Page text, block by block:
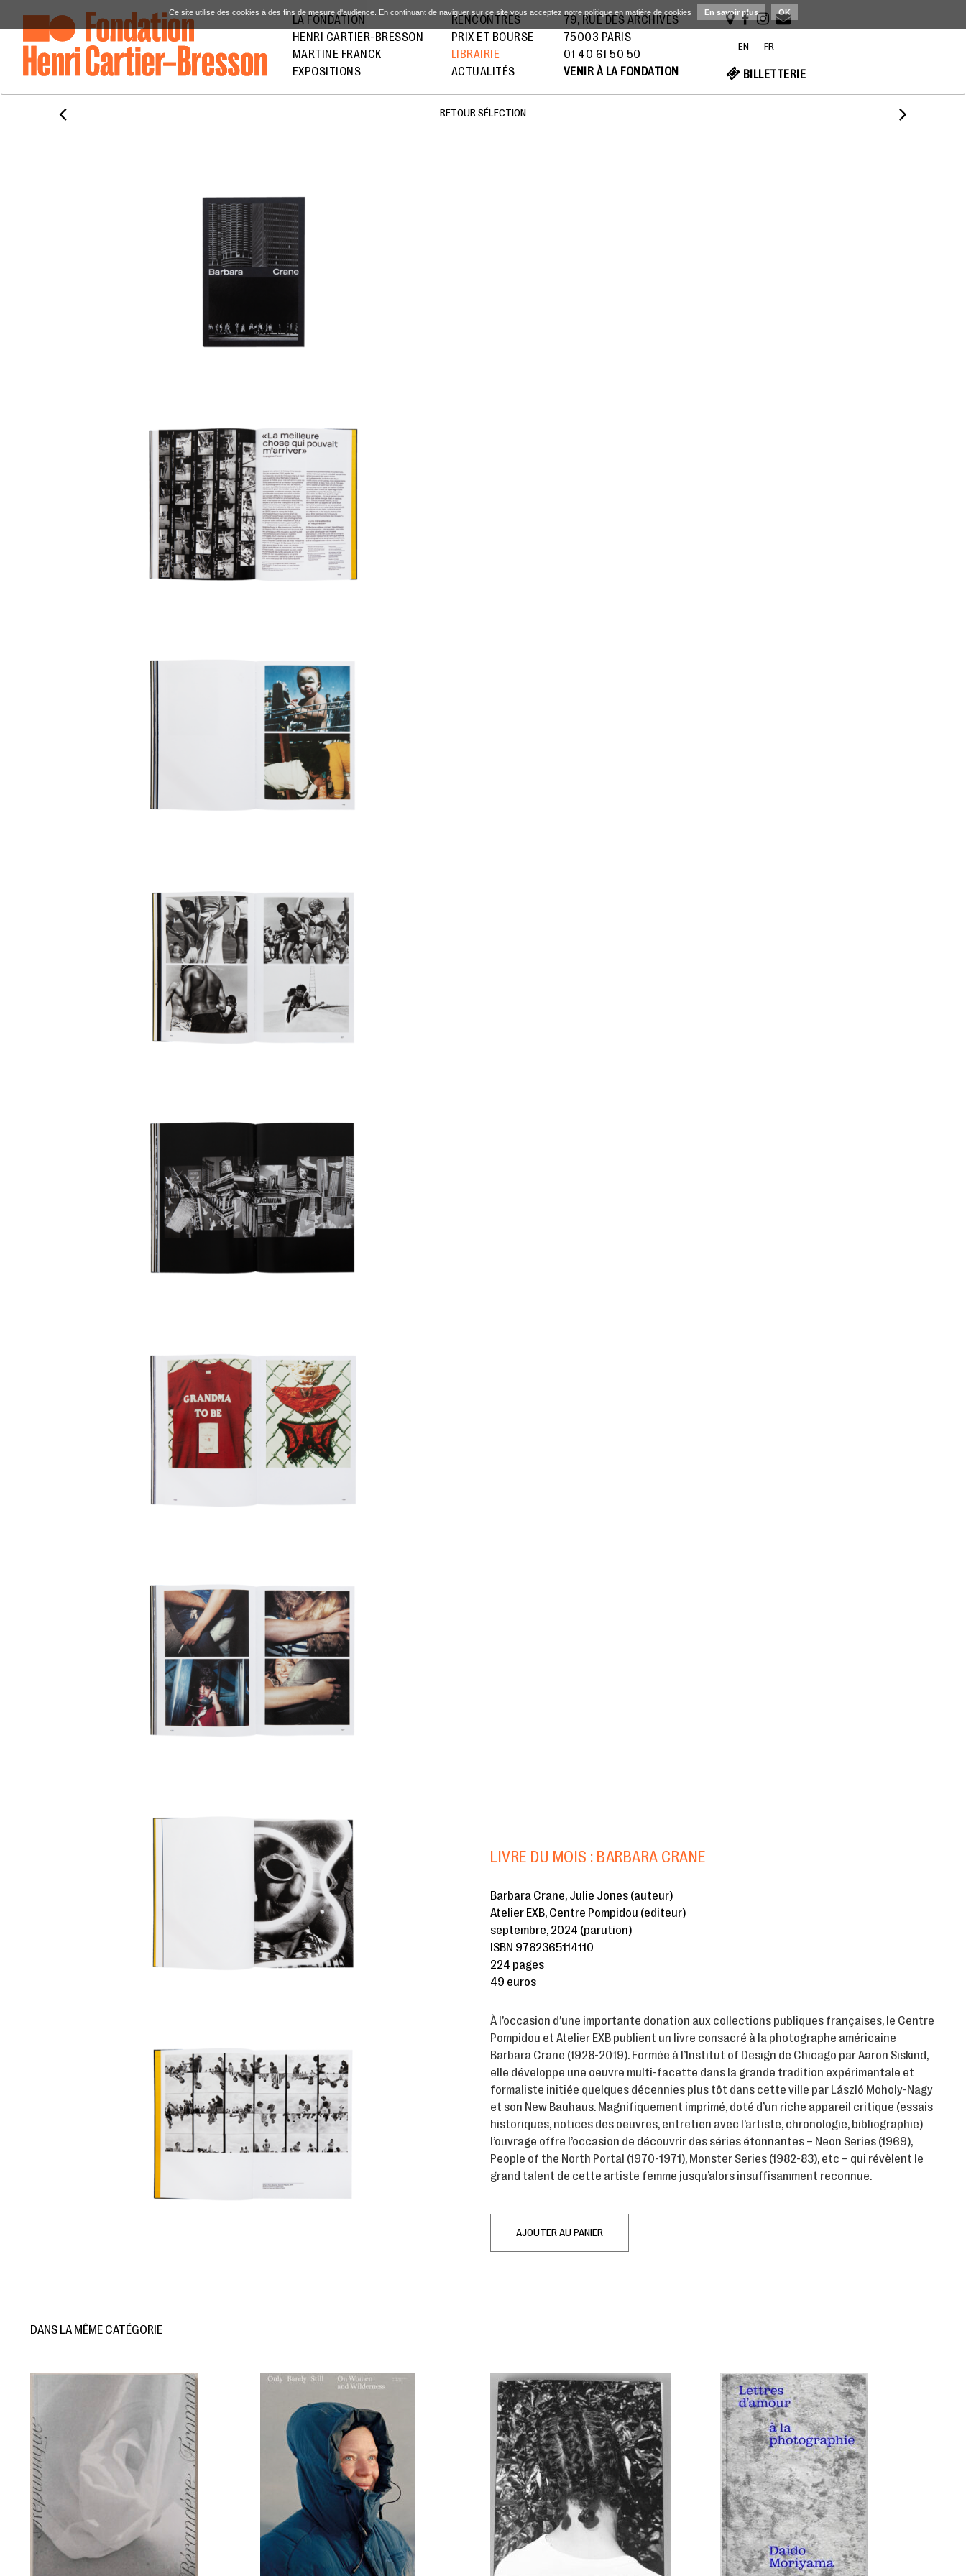
LA FONDATION
HENRI CARTIER-BRESSON
MARTINE FRANCK
EXPOSITIONS
RENCONTRES
PRIX ET BOURSE
LIBRAIRIE
ACTUALITÉS
79, RUE DES ARCHIVES
75003 PARIS
01 40 61 50 50
VENIR À LA FONDATION
EN FR
BILLETTERIE
 RETOUR SÉLECTION 
LIVRE DU MOIS : BARBARA CRANE
Barbara Crane, Julie Jones (auteur)
Atelier EXB, Centre Pompidou (editeur)
septembre, 2024 (parution)
ISBN 9782365114110
224 pages
49 euros
À l’occasion d’une importante donation aux collections publiques françaises, le Centre
Pompidou et Atelier EXB publient un livre consacré à la photographe américaine
Barbara Crane (1928-2019). Formée à l’Institut of Design de Chicago par Aaron Siskind,
elle développe une oeuvre multi-facette dans la grande tradition expérimentale et
formaliste initiée quelques décennies plus tôt dans cette ville par László Moholy-Nagy
et son New Bauhaus. Magnifiquement imprimé, doté d’un riche appareil critique (essais
historiques, notices des oeuvres, entretien avec l’artiste, chronologie, bibliographie)
l’ouvrage offre l’occasion de découvrir des séries étonnantes – Neon Series (1969),
People of the North Portal (1970-1971), Monster Series (1982-83), etc – qui révèlent le
grand talent de cette artiste femme jusqu’alors insuffisamment reconnue.
AJOUTER AU PANIER
DANS LA MÊME CATÉGORIE
Ce site utilise des cookies à des fins de mesure d'audience. En continuant de naviguer sur ce site vous acceptez notre politique en matière de cookies En savoir plus OK